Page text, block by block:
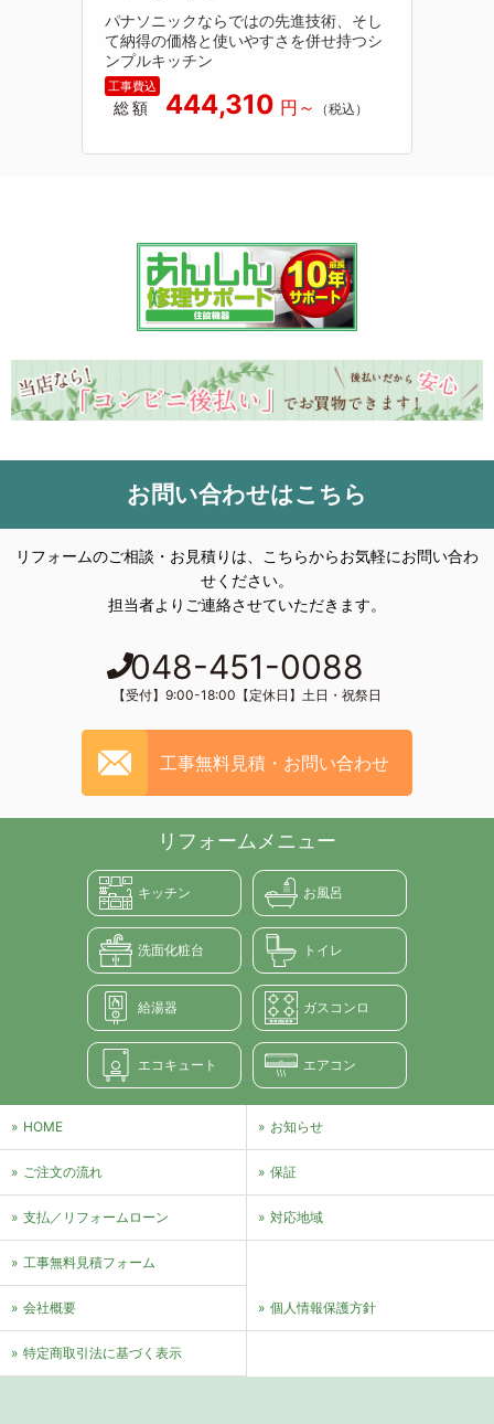
パナソニックならではの先進技術、そし
て納得の価格と使いやすさを併せ持つシ
ンプルキッチン
総額 444,310
お問い合わせはこちら
リフォームのご相談・お見積りは、こちらからお気軽にお問い合わ
せください。
担当者よりご連絡させていただきます。
048-451-0088
【受付】9:00-18:00【定休日】土日・祝祭日
工事無料見積・お問い合わせ
リフォームメニュー
キッチン お風呂
洗面化粧台 トイレ
給湯器 ガスコンロ
エコキュート エアコン
HOME お知らせ
ご注文の流れ 保証
支払／リフォームローン 対応地域
⼯事無料⾒積フォーム
会社概要 個⼈情報保護⽅針
特定商取引法に基づく表⽰